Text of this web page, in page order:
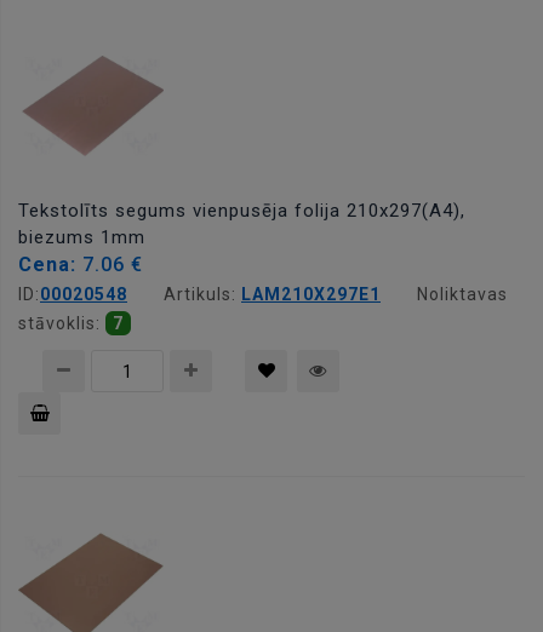
Tekstolīts segums vienpusēja folija 210x297(A4),
biezums 1mm
Cena: 7.06 €
ID:00020548 Artikuls: LAM210X297E1
Noliktavas
stāvoklis:
7